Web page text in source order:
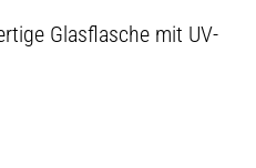
Glasflasche mit UV-